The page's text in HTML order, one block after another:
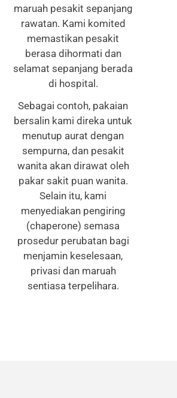
maruah pesakit sepanjang
rawatan. Kami komited
memastikan pesakit
berasa dihormati dan
selamat sepanjang berada
di hospital.
Sebagai contoh, pakaian
bersalin kami direka untuk
menutup aurat dengan
sempurna, dan pesakit
wanita akan dirawat oleh
pakar sakit puan wanita.
Selain itu, kami
menyediakan pengiring
(chaperone) semasa
prosedur perubatan bagi
menjamin keselesaan,
privasi dan maruah
sentiasa terpelihara.